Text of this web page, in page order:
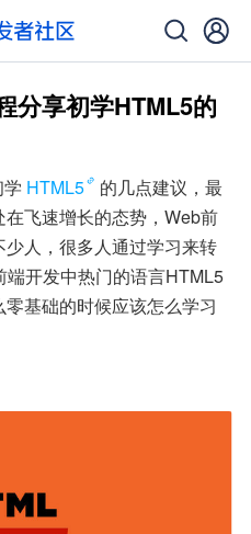
分享初学HTML5的
HTML5
的几点建议，最
飞速增长的态势，Web前
人，很多人通过学习来转
开发中热门的语言HTML5
基础的时候应该怎么学习